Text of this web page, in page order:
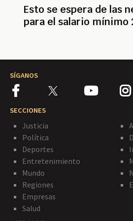
Esto se espera de las
para el salario mínimo
SÍGANOS
SECCIONES
Justicia
Política
Deportes
Entretenimiento
Mundo
Regiones
Empresas
Salud